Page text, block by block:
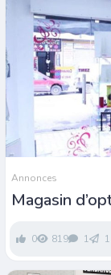
Annonces
Magasin
0 819 1 1